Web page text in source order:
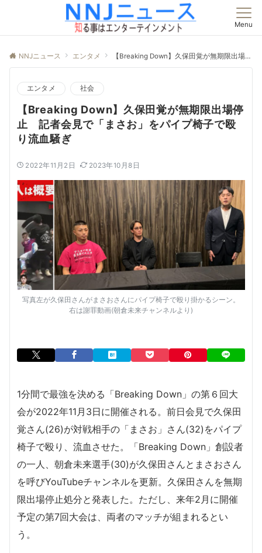
Menu
NNJニュース エンタメ 【Breaking Down】久保田覚が無期限出場停止 記者会見で「まさお」をパイプ椅子で殴り流血騒ぎ
エンタメ 社会
【Breaking Down】久保田覚が無期限出場停
止 記者会見で「まさお」をパイプ椅子で殴
り流血騒ぎ
2022年11月2日 2023年10月8日
写真左が久保田さんがまさおさんにパイプ椅子で殴り掛かるシーン。
右は謝罪動画(朝倉未来チャンネルより)
1分間で最強を決める「Breaking Down」の第６回大
会が2022年11月3日に開催される。前日会見で久保田
覚さん(26)が対戦相手の「まさお」さん(32)をパイプ
椅子で殴り、流血させた。「Breaking Down」創設者
の一人、朝倉未来選手(30)が久保田さんとまさおさん
を呼びYouTubeチャンネルを更新。久保田さんを無期
限出場停止処分と発表した。ただし、来年2月に開催
予定の第7回大会は、両者のマッチが組まれるとい
う。